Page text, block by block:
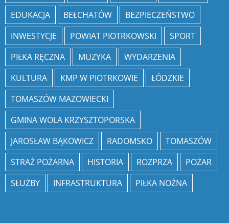
EDUKACJA
BEŁCHATÓW
BEZPIECZEŃSTWO
INWESTYCJE
POWIAT PIOTRKOWSKI
SPORT
PIŁKA RĘCZNA
MUZYKA
WYDARZENIA
KULTURA
KMP W PIOTRKOWIE
ŁÓDZKIE
TOMASZÓW MAZOWIECKI
GMINA WOLA KRZYSZTOPORSKA
JAROSŁAW BĄKOWICZ
RADOMSKO
TOMASZÓW
STRAŻ POŻARNA
HISTORIA ROZPRZA
POŻAR
SŁUŻBY
INFRASTRUKTURA PIŁKA NOŻNA